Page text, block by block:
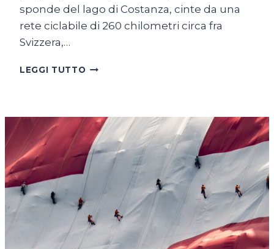
sponde del lago di Costanza, cinte da una
rete ciclabile di 260 chilometri circa fra
Svizzera,…
LEGGI TUTTO SUL
IN
BICICLETTA